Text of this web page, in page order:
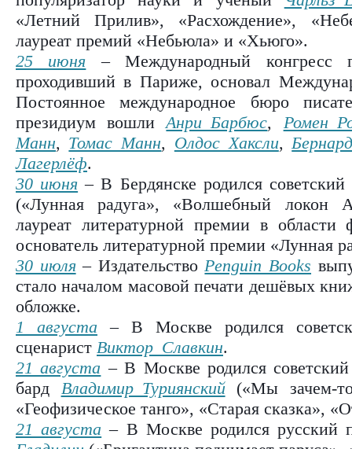
«Летний Прилив», «Расхождение»,
лауреат премий «Небьюла» и «Хьюго».
25 июня – Международный конгресс
проходивший в Париже, основал
Постоянное международное бюро
президиум вошлиАнри Барбюс, Ромен
Манн, Томас Манн, Олдос Хаксли,
Лагерлёф.
30 июня – В Бердянске родился
(«Лунная радуга», «Волшебный локон
лауреат литературной премии в
основатель литературной премии «Лунная
30 июля– ИздательствоPenguin Books
стало началом масовой печати дешёвых
обложке.
1 августа – В Москве родился
сценарист Виктор Славкин.
21 августа – В Москве родился
бард Владимир Туриянский(«Мы зачем-то
«Геофизическое танго», «Старая сказка»,
21 августа – В Москве родился русский